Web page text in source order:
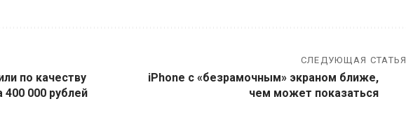
по качеству
000 рублей
СЛЕДУЮЩАЯ СТАТЬЯ
iPhone с «безрамочным» экраном ближе,
чем может показаться